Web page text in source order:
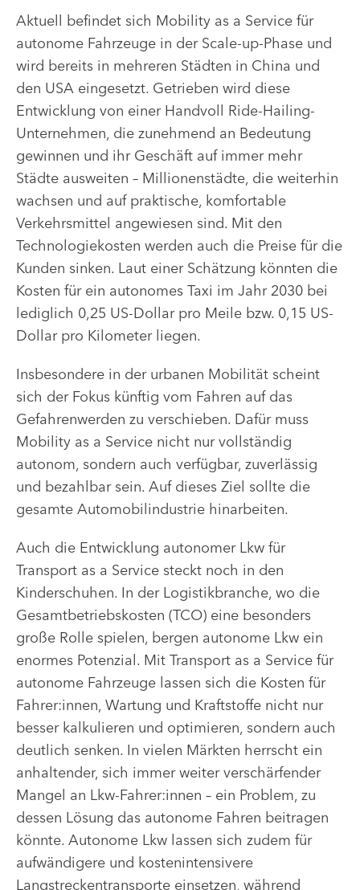
Aktuell befindet sich Mobility as a Service für
autonome Fahrzeuge in der Scale-up-Phase und
wird bereits in mehreren Städten in China und
den USA eingesetzt. Getrieben wird diese
Entwicklung von einer Handvoll Ride-Hailing-
Unternehmen, die zunehmend an Bedeutung
gewinnen und ihr Geschäft auf immer mehr
Städte ausweiten – Millionenstädte, die weiterhin
wachsen und auf praktische, komfortable
Verkehrsmittel angewiesen sind. Mit den
Technologiekosten werden auch die Preise für die
Kunden sinken. Laut einer Schätzung könnten die
Kosten für ein autonomes Taxi im Jahr 2030 bei
lediglich 0,25 US-Dollar pro Meile bzw. 0,15 US-
Dollar pro Kilometer liegen.
Insbesondere in der urbanen Mobilität scheint
sich der Fokus künftig vom Fahren auf das
Gefahrenwerden zu verschieben. Dafür muss
Mobility as a Service nicht nur vollständig
autonom, sondern auch verfügbar, zuverlässig
und bezahlbar sein. Auf dieses Ziel sollte die
gesamte Automobilindustrie hinarbeiten.
Auch die Entwicklung autonomer Lkw für
Transport as a Service steckt noch in den
Kinderschuhen. In der Logistikbranche, wo die
Gesamtbetriebskosten (TCO) eine besonders
große Rolle spielen, bergen autonome Lkw ein
enormes Potenzial. Mit Transport as a Service für
autonome Fahrzeuge lassen sich die Kosten für
Fahrer:innen, Wartung und Kraftstoffe nicht nur
besser kalkulieren und optimieren, sondern auch
deutlich senken. In vielen Märkten herrscht ein
anhaltender, sich immer weiter verschärfender
Mangel an Lkw-Fahrer:innen – ein Problem, zu
dessen Lösung das autonome Fahren beitragen
könnte. Autonome Lkw lassen sich zudem für
aufwändigere und kostenintensivere
Langstreckentransporte einsetzen, während